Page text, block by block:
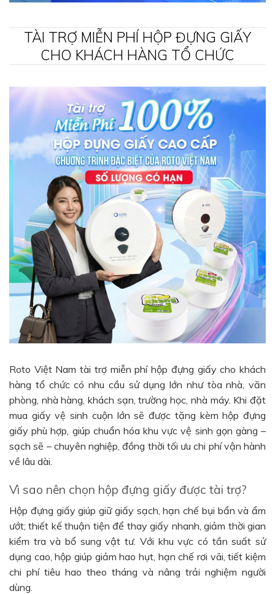
TÀI TRỢ MIỄN PHÍ HỘP ĐỰNG GIẤY
CHO KHÁCH HÀNG TỔ CHỨC
Roto Việt Nam tài trợ miễn phí hộp đựng giấy cho khách
hàng tổ chức có nhu cầu sử dụng lớn như tòa nhà, văn
phòng, nhà hàng, khách sạn, trường học, nhà máy. Khi đặt
mua giấy vệ sinh cuộn lớn sẽ được tặng kèm hộp đựng
giấy phù hợp, giúp chuẩn hóa khu vực vệ sinh gọn gàng –
sạch sẽ – chuyên nghiệp, đồng thời tối ưu chi phí vận hành
về lâu dài.
Vì sao nên chọn hộp đựng giấy được tài trợ?
Hộp đựng giấy giúp giữ giấy sạch, hạn chế bụi bẩn và ẩm
ướt; thiết kế thuận tiện để thay giấy nhanh, giảm thời gian
kiểm tra và bổ sung vật tư. Với khu vực có tần suất sử
dụng cao, hộp giúp giảm hao hụt, hạn chế rơi vãi, tiết kiệm
chi phí tiêu hao theo tháng và nâng trải nghiệm người
dùng.